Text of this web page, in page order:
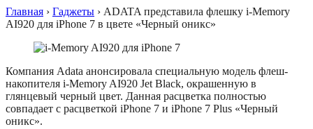
Главная › Гаджеты › ADATA представила флешку i-Memory
AI920 для iPhone 7 в цвете «Черный оникс»
Компания Adata анонсировала специальную модель флеш-
накопителя i-Memory AI920 Jet Black, окрашенную в
глянцевый черный цвет. Данная расцветка полностью
совпадает с расцветкой iPhone 7 и iPhone 7 Plus «Черный
оникс».